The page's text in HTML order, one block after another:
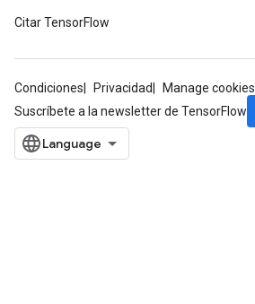
Citar TensorFlow
Condiciones Privacidad
Manage cookies
Suscríbete a la newsletter de TensorFlow